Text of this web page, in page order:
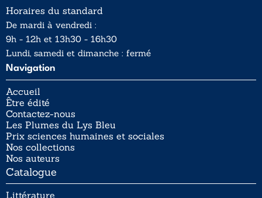
Horaires du standard
De mardi à vendredi :
9h - 12h et 13h30 - 16h30
Lundi, samedi et dimanche : fermé
Navigation
Accueil
Être édité
Contactez-nous
Les Plumes du Lys Bleu
Prix sciences humaines et sociales
Nos collections
Nos auteurs
Catalogue
Littérature